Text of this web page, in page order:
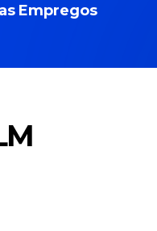
Empregos